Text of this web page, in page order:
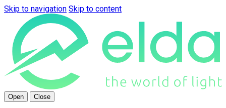
Skip to navigation Skip to content
Open Close